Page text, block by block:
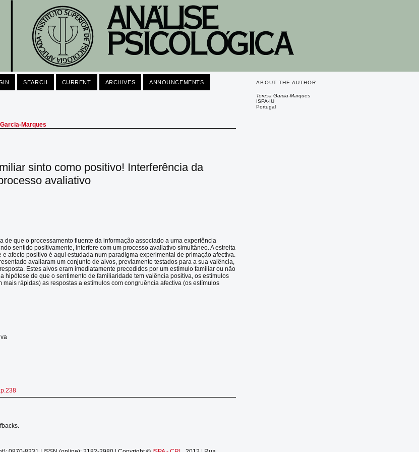
ABOUT THE AUTHOR
Teresa Garcia-Marques
ISPA-IU
Portugal
SEARCH CURRENT ARCHIVES ANNOUNCEMENTS
Garcia-Marques
sinto como positivo! Interferência da
avaliativo
de que o processamento fluente da informação associado a uma experiência
sentido positivamente, interfere com um processo avaliativo simultâneo. A estreita
afecto positivo é aqui estudada num paradigma experimental de primação afectiva.
avaliaram um conjunto de alvos, previamente testados para a sua valência,
Estes alvos eram imediatamente precedidos por um estímulo familiar ou não
hipótese de que o sentimento de familiaridade tem valência positiva, os estímulos
mais rápidas) as respostas a estímulos com congruência afectiva (os estímulos